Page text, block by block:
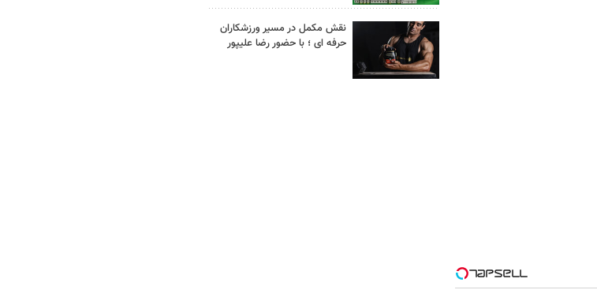
نقش مکمل در مسیر ورزشکاران
حرفه ای ؛ با حضور رضا علیپور